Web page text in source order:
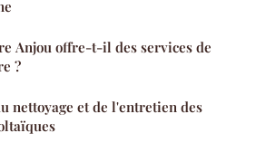
Anjou offre-t-il des services de
?
nettoyage et de l'entretien des